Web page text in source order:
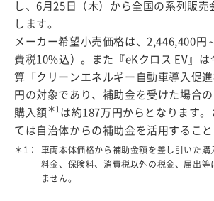
し、6月25日（木）から全国の系列販売
します。
メーカー希望小売価格は、2,446,400円
費税10%込）。また『eKクロス EV』は
算「クリーンエネルギー自動車導入促
円の対象であり、補助金を受けた場合
購入額 ＊1 は約187万円からとなります。
ては自治体からの補助金を活用すること
＊1：
車両本体価格から補助金額を差し引いた
料金、保険料、消費税以外の税金、 届出等
ません。